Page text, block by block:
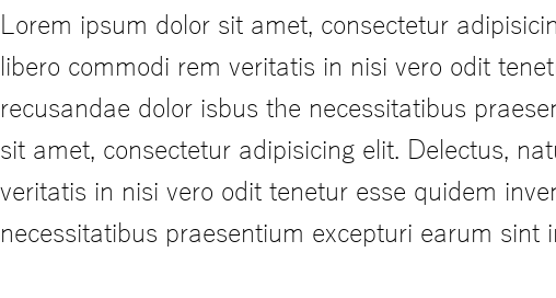
Lorem ipsum dolor sit amet, consectetur
libero commodi rem veritatis in nisi vero odit
recusandae dolor isbus the necessitatibus
sit amet, consectetur adipisicing elit. Delectus,
veritatis in nisi vero odit tenetur esse quidem
necessitatibus praesentium excepturi earum sint